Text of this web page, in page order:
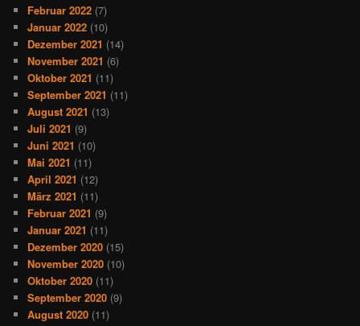
Februar 2022 (7)
Januar 2022 (10)
Dezember 2021 (14)
November 2021 (6)
Oktober 2021 (11)
September 2021 (11)
August 2021 (13)
Juli 2021 (9)
Juni 2021 (10)
Mai 2021 (11)
April 2021 (12)
März 2021 (11)
Februar 2021 (9)
Januar 2021 (11)
Dezember 2020 (15)
November 2020 (10)
Oktober 2020 (11)
September 2020 (9)
August 2020 (11)